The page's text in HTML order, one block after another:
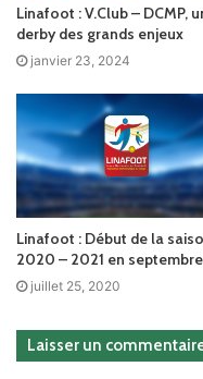
Linafoot : V.Club – DCMP,
derby des grands enjeux
janvier 23, 2024
Linafoot : Début de la
2020 – 2021 en septembre
juillet 25, 2020
Laisser un